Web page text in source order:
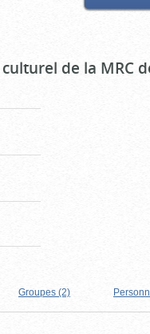
de la MRC
Groupes (2)